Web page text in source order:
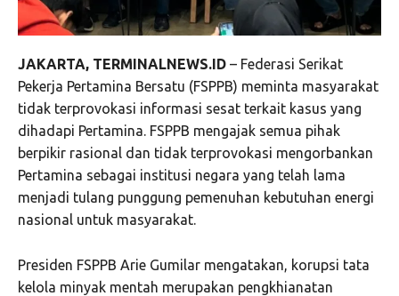
JAKARTA, TERMINALNEWS.ID – Federasi Serikat
Pekerja Pertamina Bersatu (FSPPB) meminta masyarakat
tidak terprovokasi informasi sesat terkait kasus yang
dihadapi Pertamina. FSPPB mengajak semua pihak
berpikir rasional dan tidak terprovokasi mengorbankan
Pertamina sebagai institusi negara yang telah lama
menjadi tulang punggung pemenuhan kebutuhan energi
nasional untuk masyarakat.
Presiden FSPPB Arie Gumilar mengatakan, korupsi tata
kelola minyak mentah merupakan pengkhianatan